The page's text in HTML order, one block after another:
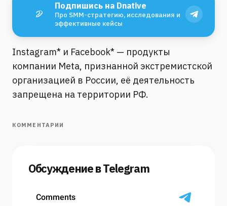
Подпишись на Dnative
Про SMM-стратегию, исследования и
эффективные кейсы
Instagram* и Facebook* — продукты
компании Meta, признанной экстремистской
организацией в России, её деятельность
запрещена на территории РФ.
КОММЕНТАРИИ
Обсуждение в Telegram